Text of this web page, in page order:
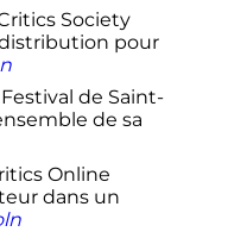
Society
pour
de Saint-
de sa
Online
dans un